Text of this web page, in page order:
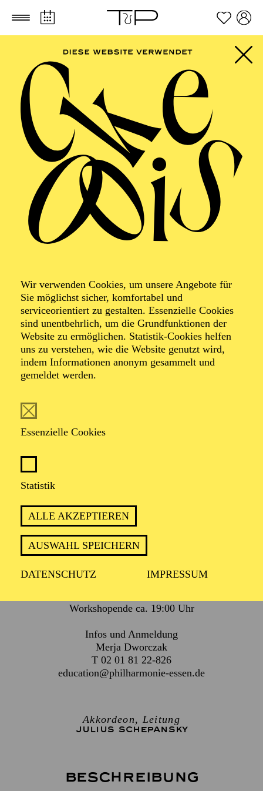
Zum Hauptinhalt springen Zum Footer springen
Wir verwenden Cookies, um unsere Angebote für
Sie möglichst sicher, komfortabel und
serviceorientiert zu gestalten. Essenzielle Cookies
sind unentbehrlich, um die Grundfunktionen der
Website zu ermöglichen. Statistik-Cookies helfen
uns zu verstehen, wie die Website genutzt wird,
indem Informationen anonym gesammelt und
gemeldet werden.
Essenzielle Cookies
Statistik
ALLE AKZEPTIEREN
AUSWAHL SPEICHERN
DATENSCHUTZ IMPRESSUM
PHILHARMONIE
Akkordeon-
Workshop
5 Stunden
Workshopende ca. 19:00 Uhr
Infos und Anmeldung
Merja Dworczak
T 02 01 81 22-826
education@philharmonie-essen.de
Akkordeon, Leitung
JULIUS SCHEPANSKY
Beschreibung